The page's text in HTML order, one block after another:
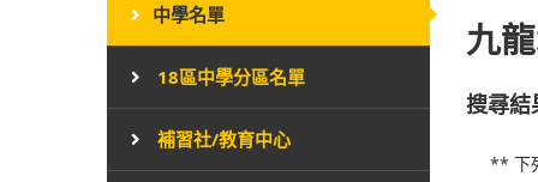
九
搜尋結
** 下
中學名單
18區中學分區名單
補習社/教育中心